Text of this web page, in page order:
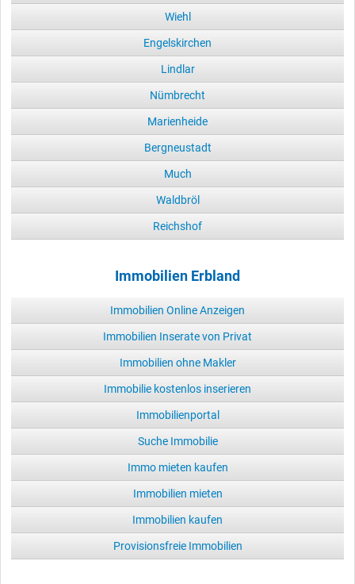
Wiehl
Engelskirchen
Lindlar
Nümbrecht
Marienheide
Bergneustadt
Much
Waldbröl
Reichshof
Immobilien Erbland
Immobilien Online Anzeigen
Immobilien Inserate von Privat
Immobilien ohne Makler
Immobilie kostenlos inserieren
Immobilienportal
Suche Immobilie
Immo mieten kaufen
Immobilien mieten
Immobilien kaufen
Provisionsfreie Immobilien